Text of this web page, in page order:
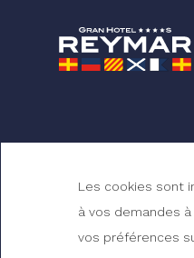
Les cookies sont
à vos demandes
vos préférences